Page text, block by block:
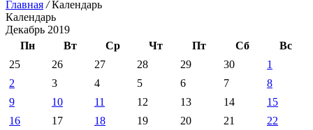
Главная /Календарь
Календарь
Декабрь 2019
Пн
Вт Ср Чт Пт Сб
Вс
25
26 27 28 29 30
1
2
3 4 5 6 7
8
9
10 11 12 13 14
15
16
17 18 19 20 21 22